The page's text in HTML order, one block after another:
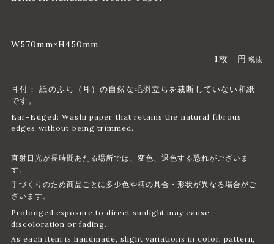
W570mm×H450mm
1枚
円 税抜
耳付： 紙のふち（耳）の自然な毛羽立ちを裁断していない和紙
です。
Ear-Edged: Washi paper that retains the natural fibrous
edges without being trimmed.
直射日光が長時間あたる場所では、変色、退色する恐れがございま
す。
手づくりのため商品ごとに多少色や柄の具合・形状が異なる場合がご
ざいます。
Prolonged exposure to direct sunlight may cause
discoloration or fading.
As each item is handmade, slight variations in color, pattern,